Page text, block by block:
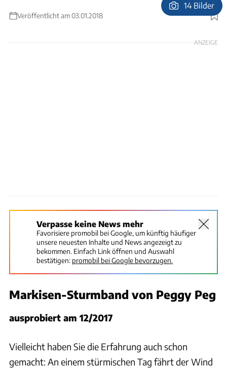
Veröffentlicht am 03.01.2018
Foto: Ingolf Pompe
14 Bilder
ANZEIGE
Verpasse keine News mehr
Favorisiere promobil bei Google, um künftig häufiger
unsere neuesten Inhalte und News angezeigt zu
bekommen. Einfach Link öffnen und Auswahl
bestätigen: promobil bei Google bevorzugen.
Markisen-Sturmband von Peggy Peg
ausprobiert am 12/2017
Vielleicht haben Sie die Erfahrung auch schon
gemacht: An einem stürmischen Tag fährt der Wind